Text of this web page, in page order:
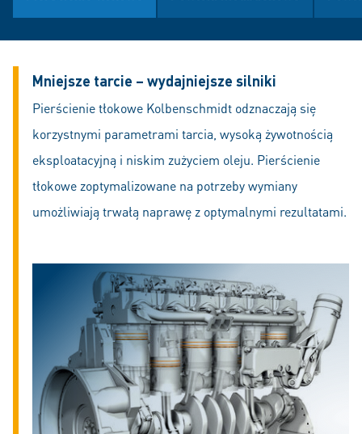
Mniejsze tarcie – wydajniejsze silniki
Pierścienie tłokowe Kolbenschmidt odznaczają się
korzystnymi parametrami tarcia, wysoką żywotnością
eksploatacyjną i niskim zużyciem oleju. Pierścienie
tłokowe zoptymalizowane na potrzeby wymiany
umożliwiają trwałą naprawę z optymalnymi rezultatami.